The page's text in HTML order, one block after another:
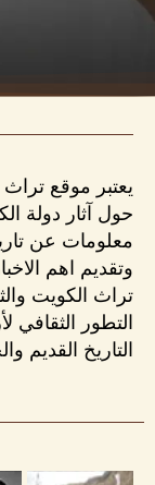
يعتبر موقع
معلومات عن
وتقديم اهم
تراث الكويت
التطور
التاريخ القديم